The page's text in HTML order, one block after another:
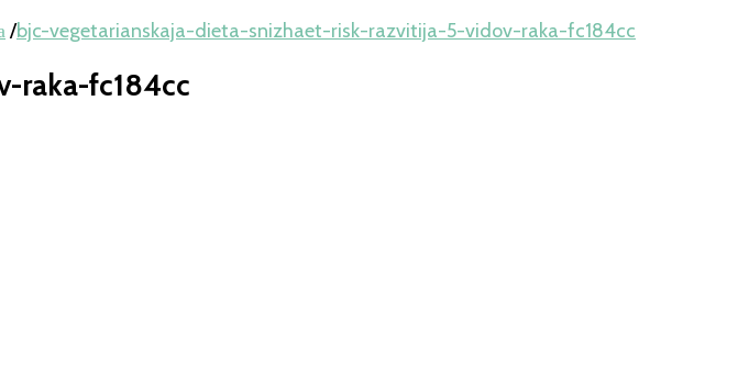
/bjc-vegetarianskaja-dieta-snizhaet-risk-razvitija-5-vidov-raka-fc184cc
raka-fc184cc